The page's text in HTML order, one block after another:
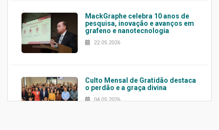
MackGraphe celebra 10 anos de
pesquisa, inovação e avanços em
grafeno e nanotecnologia
22.05.2026
Culto Mensal de Gratidão destaca
o perdão e a graça divina
04.05.2026